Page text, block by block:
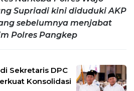
Supriadi kini diduduki AKP
sebelumnya menjabat
Polres Pangkep
Sekretaris DPC
Konsolidasi